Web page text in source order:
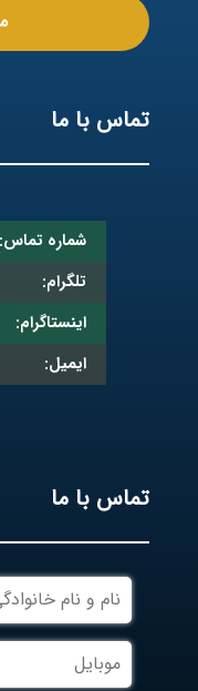
تماس با ما
شماره تماس:
تلگرام:
اینستاگرام:
ایمیل:
تماس با ما